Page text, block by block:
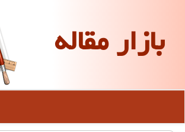
بازار مقاله